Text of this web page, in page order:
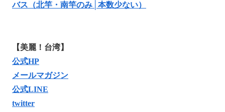
バス（北竿・南竿のみ│本数少ない）
【美麗！台湾】
公式HP
メールマガジン
公式LINE
twitter